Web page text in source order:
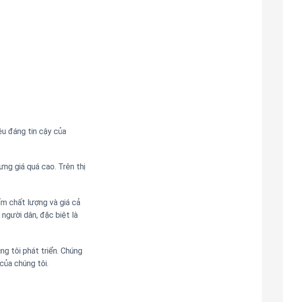
đáng tin cậy của
giá quá cao. Trên thị
chất lượng và giá cả
người dân, đặc biệt là
tôi phát triển. Chúng
chúng tôi.